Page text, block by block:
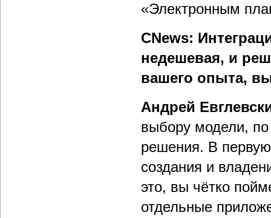
«Электронным
CNews:
недешевая, и
вашего опыта,
Андрей
выбору модели, по
решения. В первую
создания и
это, вы чётко
отдельные